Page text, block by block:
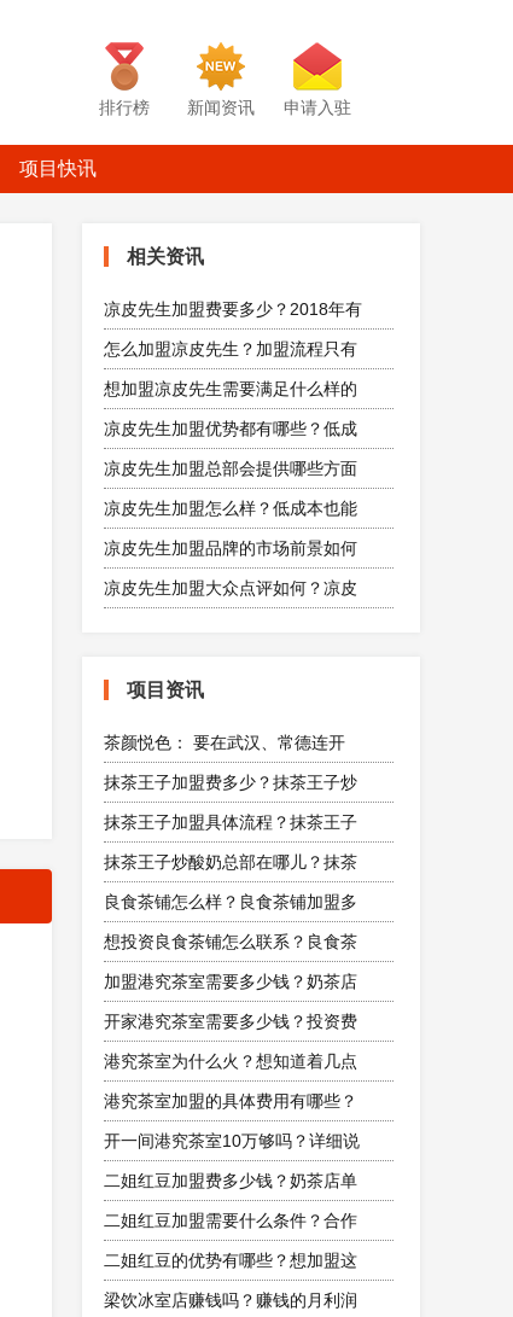
排行榜 新闻资讯 申请入驻
项目快讯
相关资讯
凉皮先生加盟费要多少？2018年有
怎么加盟凉皮先生？加盟流程只有
想加盟凉皮先生需要满足什么样的
凉皮先生加盟优势都有哪些？低成
凉皮先生加盟总部会提供哪些方面
凉皮先生加盟怎么样？低成本也能
凉皮先生加盟品牌的市场前景如何
凉皮先生加盟大众点评如何？凉皮
项目资讯
茶颜悦色： 要在武汉、常德连开
抹茶王子加盟费多少？抹茶王子炒
抹茶王子加盟具体流程？抹茶王子
抹茶王子炒酸奶总部在哪儿？抹茶
良食茶铺怎么样？良食茶铺加盟多
想投资良食茶铺怎么联系？良食茶
加盟港究茶室需要多少钱？奶茶店
开家港究茶室需要多少钱？投资费
港究茶室为什么火？想知道着几点
港究茶室加盟的具体费用有哪些？
开一间港究茶室10万够吗？详细说
二姐红豆加盟费多少钱？奶茶店单
二姐红豆加盟需要什么条件？合作
二姐红豆的优势有哪些？想加盟这
梁饮冰室店赚钱吗？赚钱的月利润